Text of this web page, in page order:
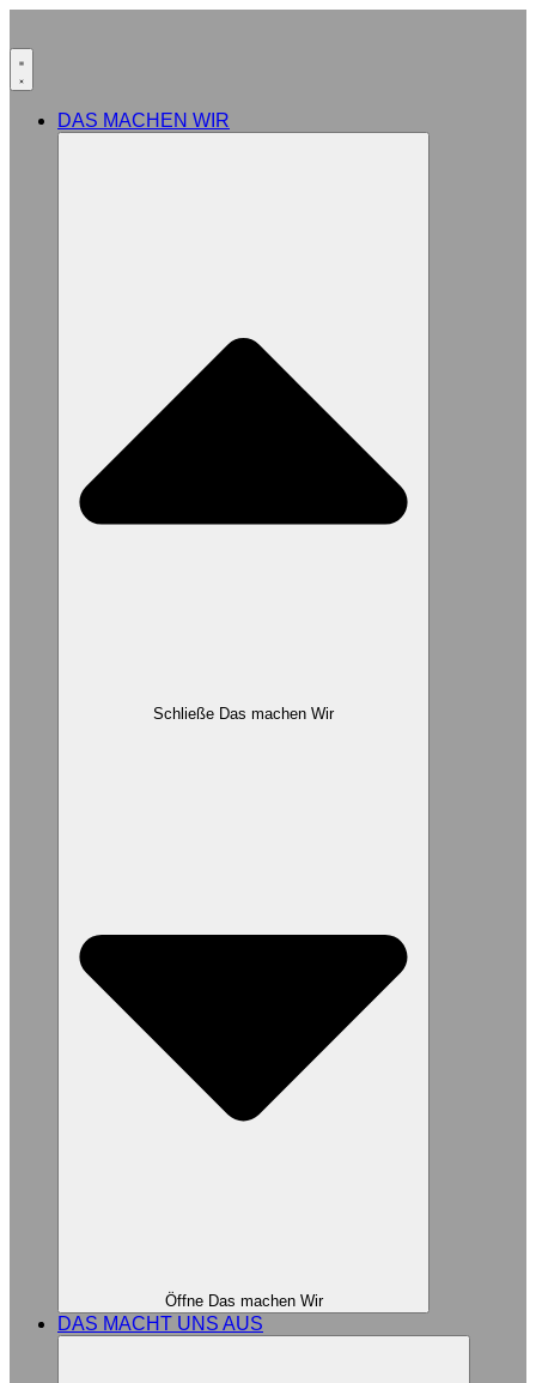
DAS MACHEN WIR
Schließe Das machen Wir
Öffne Das machen Wir
DAS MACHT UNS AUS